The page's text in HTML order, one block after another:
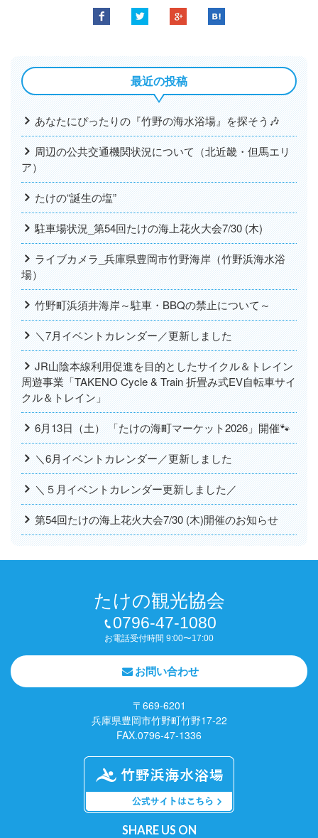
最近の投稿
あなたにぴったりの『竹野の海水浴場』を探そう🎶
周辺の公共交通機関状況について（北近畿・但馬エリ
ア）
たけの“誕生の塩”
駐車場状況_第54回たけの海上花火大会7/30 (木)
ライブカメラ_兵庫県豊岡市竹野海岸（竹野浜海水浴
場）
竹野町浜須井海岸～駐車・BBQの禁止について～
＼7月イベントカレンダー／更新しました
JR山陰本線利用促進を目的としたサイクル＆トレイン
周遊事業「TAKENO Cycle & Train 折畳み式EV自転車サイ
クル＆トレイン」
6月13日（土） 「たけの海町マーケット2026」開催🐾
＼6月イベントカレンダー／更新しました
＼５月イベントカレンダー更新しました／
第54回たけの海上花火大会7/30 (木)開催のお知らせ
たけの観光協会
0796-47-1080
お電話受付時間 9:00〜17:00
お問い合わせ
〒669-6201
兵庫県豊岡市竹野町竹野17-22
FAX.0796-47-1336
SHARE US ON